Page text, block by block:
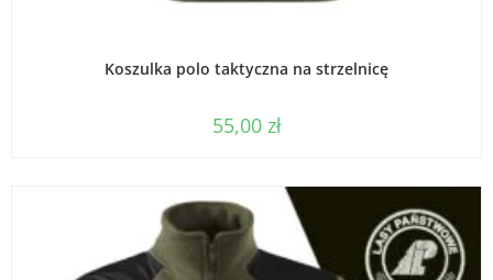
Koszulka polo taktyczna na strzelnicę
55,00 zł